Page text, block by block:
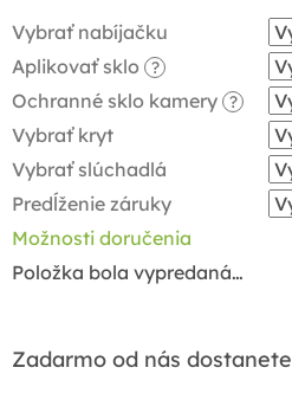
Vybrať nabíjačku
Aplikovať sklo
?
Ochranné sklo kamery ?
Vybrať kryt
Vybrať slúchadlá
Predĺženie záruky
Možnosti doručenia
Položka bola vypredaná…
Zadarmo od nás dostanete